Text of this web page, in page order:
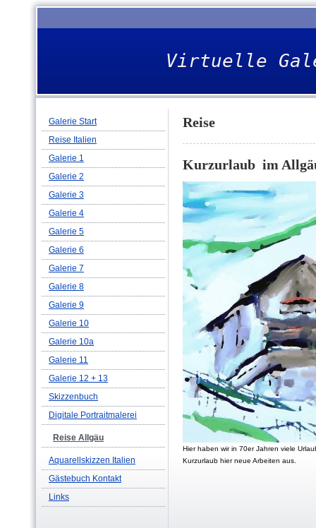
Virtuelle
Galerie Start
Reise Italien
Galerie 1
Galerie 2
Galerie 3
Galerie 4
Galerie 5
Galerie 6
Galerie 7
Galerie 8
Galerie 9
Galerie 10
Galerie 10a
Galerie 11
Galerie 12 + 13
Skizzenbuch
Digitale Portraitmalerei
Reise Allgäu
Aquarellskizzen Italien
Gästebuch Kontakt
Links
Reise
Kurzurlaub im
Hier haben wir in 70er Jahren viele
Kurzurlaub hier neue Arbeiten aus.